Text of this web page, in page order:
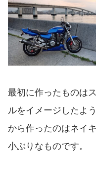
最初に作ったものは
ルをイメージしたよ
から作ったのはネイ
小ぶりなものです。